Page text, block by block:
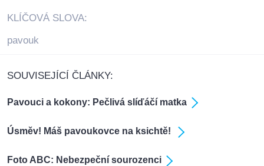
KLÍČOVÁ SLOVA:
pavouk
SOUVISEJÍCÍ ČLÁNKY:
Pavouci a kokony: Pečlivá slíďáčí matka
Úsměv! Máš pavoukovce na ksichtě!
Foto ABC: Nebezpeční sourozenci